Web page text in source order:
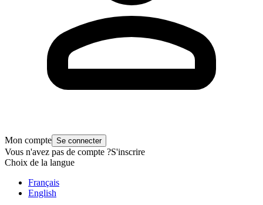
Mon compte Se connecter
Vous n'avez pas de compte ?S'inscrire
Choix de la langue
Français
English